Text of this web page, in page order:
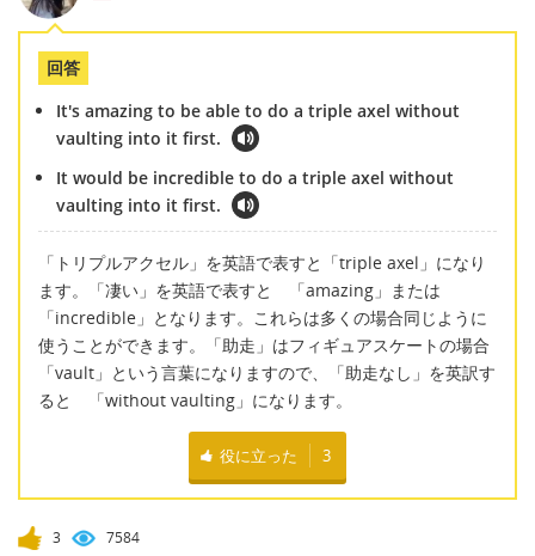
回答
It's amazing to be able to do a triple axel without
vaulting into it first.
It would be incredible to do a triple axel without
vaulting into it first.
「トリプルアクセル」を英語で表すと「triple axel」になり
ます。「凄い」を英語で表すと 「amazing」または
「incredible」となります。これらは多くの場合同じように
使うことができます。「助走」はフィギュアスケートの場合
「vault」という言葉になりますので、「助走なし」を英訳す
ると 「without vaulting」になります。
役に立った 3
3 7584